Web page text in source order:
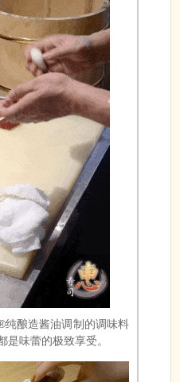
纯酿造酱油调制的调味料
是味蕾的极致享受。